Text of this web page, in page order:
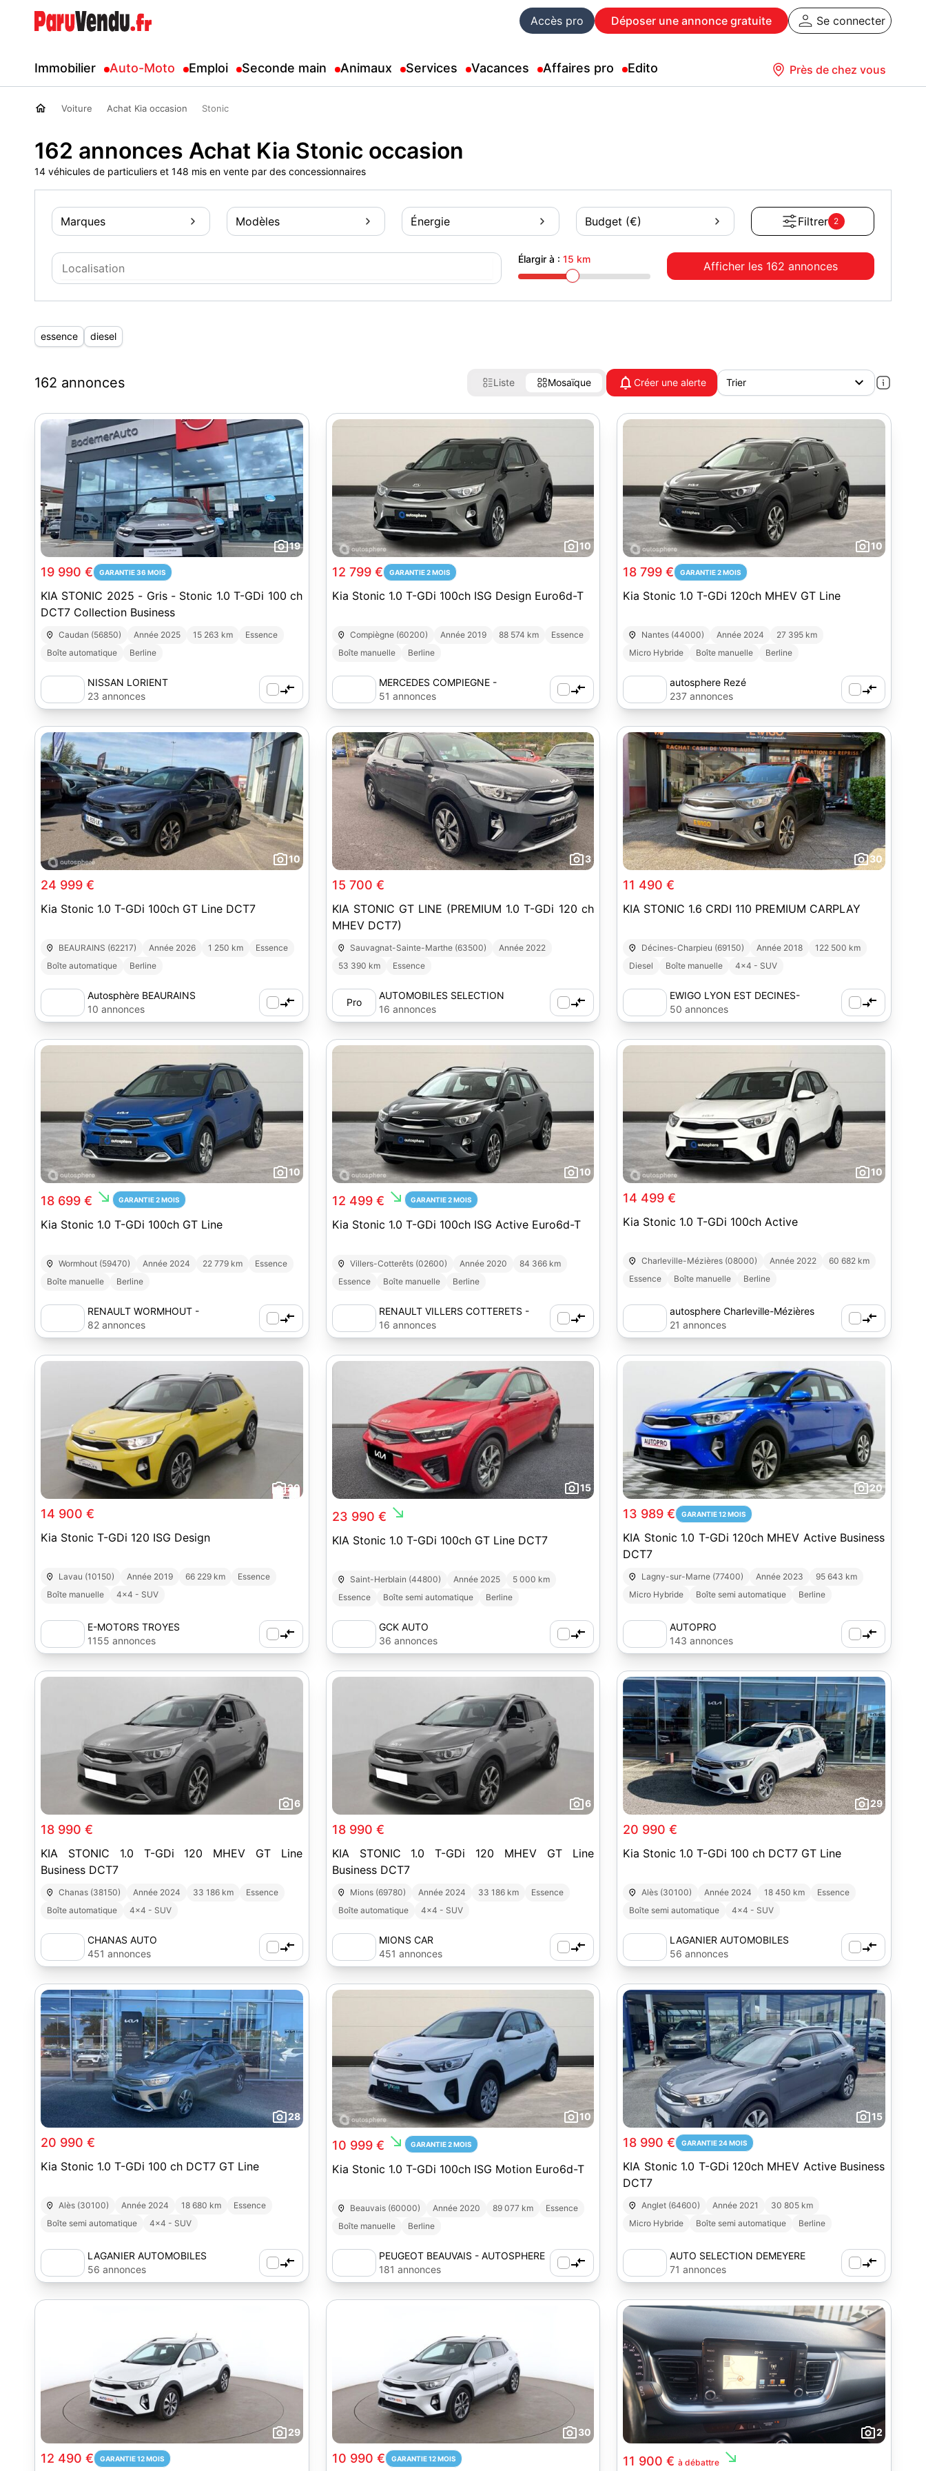
Accès pro Déposer une annonce gratuite Se connecter
Immobilier Auto-Moto Emploi Seconde main Animaux Services Vacances Affaires pro Edito Près de chez vous
Voiture Achat Kia occasion Stonic
162 annonces Achat Kia Stonic occasion
14 véhicules de particuliers et 148 mis en vente par des concessionnaires
Marques Modèles Énergie Budget (€) Filtrer 2
Élargir à : 15 km
Afficher les 162 annonces
essence diesel
162 annonces Liste Mosaïque Créer une alerte
19
19 990 € GARANTIE 36 MOIS
KIA STONIC 2025 - Gris - Stonic 1.0 T-GDi 100 ch
DCT7 Collection Business
Caudan (56850) Année 2025 15 263 km
Essence
Boîte automatique
Berline
NISSAN LORIENT
23 annonces
10
12 799 € GARANTIE 2 MOIS
Kia Stonic 1.0 T-GDi 100ch ISG Design Euro6d-T
Compiègne (60200) Année 2019 88 574 km
Essence
Boîte manuelle
Berline
MERCEDES COMPIEGNE -
AUTOSPHERE
51 annonces
10
18 799 € GARANTIE 2 MOIS
Kia Stonic 1.0 T-GDi 120ch MHEV GT Line
Nantes (44000) Année 2024
27 395 km
Micro Hybride
Boîte manuelle Berline
autosphere Rezé
237 annonces
10
24 999 €
Kia Stonic 1.0 T-GDi 100ch GT Line DCT7
BEAURAINS (62217) Année 2026 1 250 km
Essence
Boîte automatique
Berline
Autosphère BEAURAINS
10 annonces
3
15 700 €
KIA STONIC GT LINE (PREMIUM 1.0 T-GDi 120 ch
MHEV DCT7)
Sauvagnat-Sainte-Marthe (63500)
Année 2022
53 390 km
Essence
Pro
AUTOMOBILES SELECTION
16 annonces
30
11 490 €
KIA STONIC 1.6 CRDI 110 PREMIUM CARPLAY
Décines-Charpieu (69150) Année 2018
122 500 km
Diesel
Boîte manuelle 4x4 - SUV
EWIGO LYON EST DECINES-
CHARPIEU (69)
50 annonces
10
18 699 € south_east GARANTIE 2 MOIS
Kia Stonic 1.0 T-GDi 100ch GT Line
Wormhout (59470) Année 2024 22 779 km
Essence
Boîte manuelle
Berline
RENAULT WORMHOUT -
AUTOSPHERE
82 annonces
10
12 499 € south_east GARANTIE 2 MOIS
Kia Stonic 1.0 T-GDi 100ch ISG Active Euro6d-T
Villers-Cotterêts (02600) Année 2020
84 366 km
Essence
Boîte manuelle Berline
RENAULT VILLERS COTTERETS -
AUTOSPHERE
16 annonces
10
14 499 €
Kia Stonic 1.0 T-GDi 100ch Active
Charleville-Mézières (08000) Année 2022
60 682 km
Essence
Boîte manuelle Berline
autosphere Charleville-Mézières
21 annonces
20
14 900 €
Kia Stonic T-GDi 120 ISG Design
Lavau (10150) Année 2019 66 229 km
Essence
Boîte manuelle
4x4 - SUV
E-MOTORS TROYES
1155 annonces
15
23 990 € south_east
KIA Stonic 1.0 T-GDi 100ch GT Line DCT7
Saint-Herblain (44800) Année 2025
5 000 km
Essence
Boîte semi automatique Berline
GCK AUTO
36 annonces
20
13 989 € GARANTIE 12 MOIS
KIA Stonic 1.0 T-GDi 120ch MHEV Active Business
DCT7
Lagny-sur-Marne (77400) Année 2023
95 643 km
Micro Hybride
Boîte semi automatique Berline
AUTOPRO
143 annonces
6
18 990 €
KIA STONIC 1.0 T-GDi 120 MHEV GT Line
Business DCT7
Chanas (38150) Année 2024 33 186 km
Essence
Boîte automatique
4x4 - SUV
CHANAS AUTO
451 annonces
6
18 990 €
KIA STONIC 1.0 T-GDi 120 MHEV GT Line
Business DCT7
Mions (69780) Année 2024 33 186 km
Essence
Boîte automatique
4x4 - SUV
MIONS CAR
451 annonces
29
20 990 €
Kia Stonic 1.0 T-GDi 100 ch DCT7 GT Line
Alès (30100) Année 2024 18 450 km
Essence
Boîte semi automatique
4x4 - SUV
LAGANIER AUTOMOBILES
56 annonces
28
20 990 €
Kia Stonic 1.0 T-GDi 100 ch DCT7 GT Line
Alès (30100) Année 2024 18 680 km
Essence
Boîte semi automatique
4x4 - SUV
LAGANIER AUTOMOBILES
56 annonces
10
10 999 € south_east GARANTIE 2 MOIS
Kia Stonic 1.0 T-GDi 100ch ISG Motion Euro6d-T
Beauvais (60000) Année 2020 89 077 km
Essence
Boîte manuelle
Berline
PEUGEOT BEAUVAIS - AUTOSPHERE
181 annonces
15
18 990 € GARANTIE 24 MOIS
KIA Stonic 1.0 T-GDi 120ch MHEV Active Business
DCT7
Anglet (64600) Année 2021
30 805 km
Micro Hybride
Boîte semi automatique Berline
AUTO SELECTION DEMEYERE
71 annonces
29
12 490 € GARANTIE 12 MOIS
30
10 990 € GARANTIE 12 MOIS
2
11 900 €à débattre south_east